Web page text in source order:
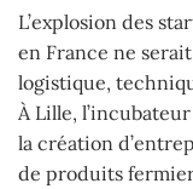
L’explosion des
en France ne
logistique,
À Lille,
la création
de produits